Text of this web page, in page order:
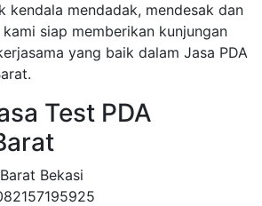
kendala mendadak, mendesak dan
siap memberikan kunjungan
yang baik dalam Jasa PDA
Test PDA
Bekasi